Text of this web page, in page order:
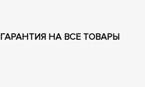
ГАРАНТИЯ НА ВСЕ ТОВАРЫ